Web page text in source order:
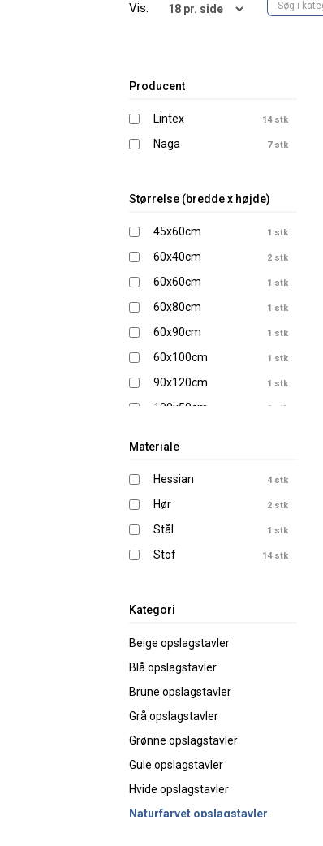
Vis:
Producent
Lintex 14 stk
Naga 7 stk
Størrelse (bredde x højde)
45x60cm 1 stk
60x40cm 2 stk
60x60cm 1 stk
60x80cm 1 stk
60x90cm 1 stk
60x100cm 1 stk
90x120cm 1 stk
100x50cm 1 stk
150x120cm 2 stk
180x120cm 1 stk
200x120cm 2 stk
250x120cm 2 stk
Materiale
Hessian 4 stk
Hør 2 stk
Stål 1 stk
Stof 14 stk
Kategori
Beige opslagstavler
Blå opslagstavler
Brune opslagstavler
Grå opslagstavler
Grønne opslagstavler
Gule opslagstavler
Hvide opslagstavler
Naturfarvet opslagstavler